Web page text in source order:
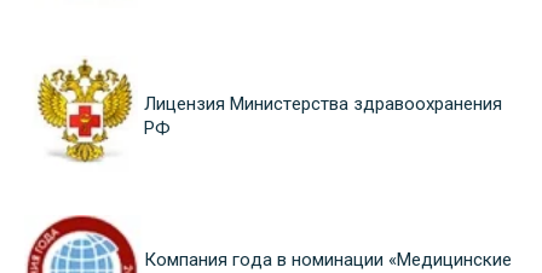
Лицензия Министерства здравоохранения
РФ
Компания года в номинации «Медицинские